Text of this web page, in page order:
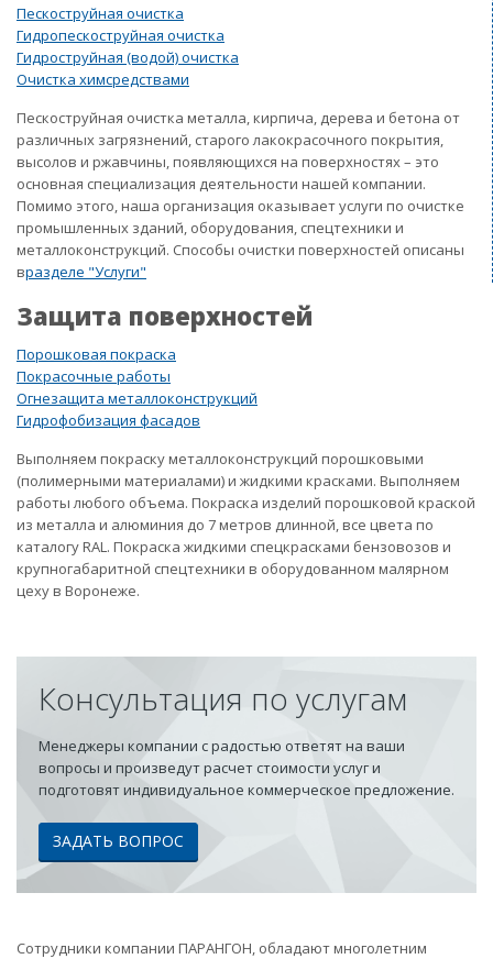
Пескоструйная очистка
Гидропескоструйная очистка
Гидроструйная (водой) очистка
Очистка химсредствами
Пескоструйная очистка металла, кирпича, дерева и бетона от
различных загрязнений, старого лакокрасочного покрытия,
высолов и ржавчины, появляющихся на поверхностях – это
основная специализация деятельности нашей компании.
Помимо этого, наша организация оказывает услуги по очистке
промышленных зданий, оборудования, спецтехники и
металлоконструкций. Способы очистки поверхностей описаны
вразделе "Услуги"
Защита поверхностей
Порошковая покраска
Покрасочные работы
Огнезащита металлоконструкций
Гидрофобизация фасадов
Выполняем покраску металлоконструкций порошковыми
(полимерными материалами) и жидкими красками. Выполняем
работы любого объема. Покраска изделий порошковой краской
из металла и алюминия до 7 метров длинной, все цвета по
каталогу RAL. Покраска жидкими спецкрасками бензовозов и
крупногабаритной спецтехники в оборудованном малярном
цеху в Воронеже.
Консультация по услугам
Менеджеры компании с радостью ответят на ваши
вопросы и произведут расчет стоимости услуг и
подготовят индивидуальное коммерческое предложение.
ЗАДАТЬ ВОПРОС
Сотрудники компании ПАРАНГОН, обладают многолетним